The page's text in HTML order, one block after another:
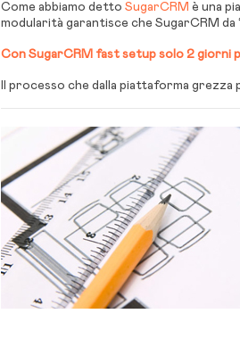
Come abbiamo detto SugarCRM è una
modularità garantisce che SugarCRM da
Con SugarCRM fast setup solo 2 giorni
Il processo che dalla piattaforma